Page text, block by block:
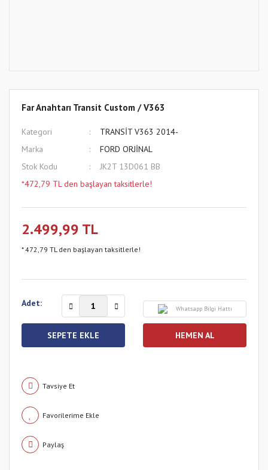
Far Anahtarı Transit Custom / V363
Kategori
TRANSİT V363 2014-
Marka
FORD ORJİNAL
Stok Kodu
JK2T 13D061 BB
*472,79 TL den başlayan taksitlerle!
2.499,99 TL
* 472,79 TL den başlayan taksitlerle!
Adet:
Whatsapp Bilgi Hattı
SEPETE EKLE HEMEN AL
Tavsiye Et
Paylaş